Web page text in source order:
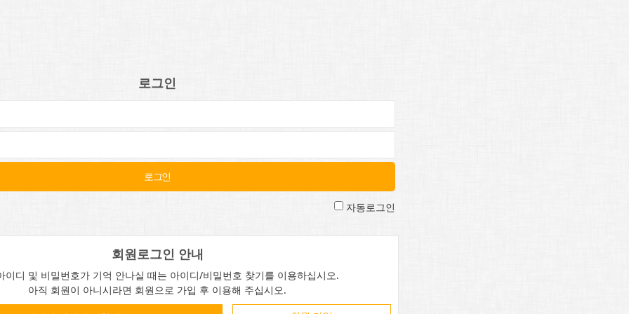
로그인
자동로그인
회원로그인 안내
이디 및 비밀번호가 기억 안나실 때는 아이디/비밀번호 찾기를 이용하십시오.
아직 회원이 아니시라면 회원으로 가입 후 이용해 주십시오.